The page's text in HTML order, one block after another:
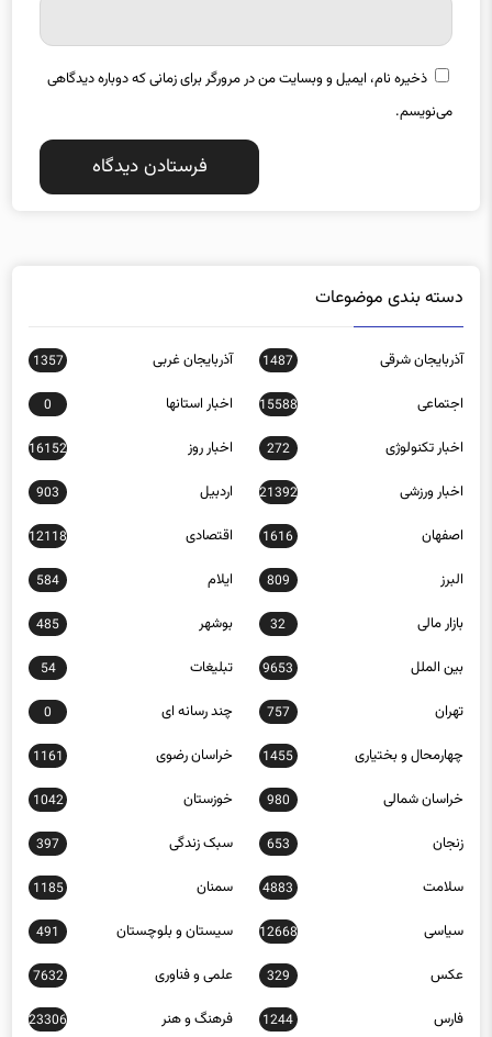
ذخیره نام، ایمیل و وبسایت من در مرورگر برای زمانی که دوباره دیدگاهی
می‌نویسم.
دسته بندی موضوعات
آذربایجان شرقی 1487 آذربایجان غربی 1357
اجتماعی 15588 اخبار استانها 0
اخبار تکنولوژی 272 اخبار روز 16152
اخبار ورزشی 21392 اردبیل 903
اصفهان 1616 اقتصادی 12118
البرز 809 ایلام 584
بازار مالی 32 بوشهر 485
بین الملل 9653 تبلیغات 54
تهران 757 چند رسانه ای 0
چهارمحال و بختیاری 1455 خراسان رضوی 1161
خراسان شمالی 980 خوزستان 1042
زنجان 653 سبک زندگی 397
سلامت 4883 سمنان 1185
سیاسی 12668 سیستان و بلوچستان 491
عکس 329 علمی و فناوری 7632
فارس 1244 فرهنگ و هنر 23306